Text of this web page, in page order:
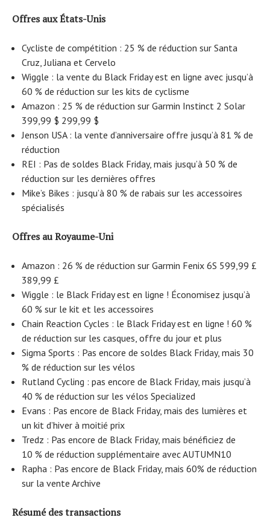
Offres aux États-Unis
Cycliste de compétition : 25 % de réduction sur Santa
Cruz, Juliana et Cervelo
Wiggle : la vente du Black Friday est en ligne avec jusqu’à
60 % de réduction sur les kits de cyclisme
Amazon : 25 % de réduction sur Garmin Instinct 2 Solar
399,99 $ 299,99 $
Jenson USA : la vente d’anniversaire offre jusqu’à 81 % de
réduction
REI : Pas de soldes Black Friday, mais jusqu’à 50 % de
réduction sur les dernières offres
Mike’s Bikes : jusqu’à 80 % de rabais sur les accessoires
spécialisés
Offres au Royaume-Uni
Amazon : 26 % de réduction sur Garmin Fenix ​​6S 599,99 £
389,99 £
Wiggle : le Black Friday est en ligne ! Économisez jusqu’à
60 % sur le kit et les accessoires
Chain Reaction Cycles : le Black Friday est en ligne ! 60 %
de réduction sur les casques, offre du jour et plus
Sigma Sports : Pas encore de soldes Black Friday, mais 30
% de réduction sur les vélos
Rutland Cycling : pas encore de Black Friday, mais jusqu’à
40 % de réduction sur les vélos Specialized
Evans : Pas encore de Black Friday, mais des lumières et
un kit d’hiver à moitié prix
Tredz : Pas encore de Black Friday, mais bénéficiez de
10 % de réduction supplémentaire avec AUTUMN10
Rapha : Pas encore de Black Friday, mais 60% de réduction
sur la vente Archive
Résumé des transactions